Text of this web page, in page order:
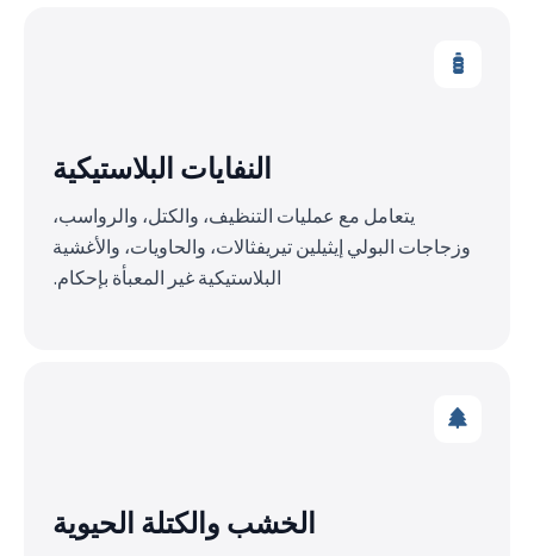
النفايات البلاستيكية
يتعامل مع عمليات التنظيف، والكتل، والرواسب،
وزجاجات البولي إيثيلين تيريفثالات، والحاويات، والأغشية
البلاستيكية غير المعبأة بإحكام.
الخشب والكتلة الحيوية